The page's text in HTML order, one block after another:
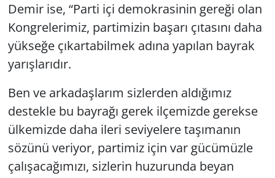
Demir ise, “Parti içi demokrasinin gereği olan
Kongrelerimiz, partimizin başarı çıtasını daha
yükseğe çıkartabilmek adına yapılan bayrak
yarışlarıdır.
Ben ve arkadaşlarım sizlerden aldığımız
destekle bu bayrağı gerek ilçemizde gerekse
ülkemizde daha ileri seviyelere taşımanın
sözünü veriyor, partimiz için var gücümüzle
çalışacağımızı, sizlerin huzurunda beyan